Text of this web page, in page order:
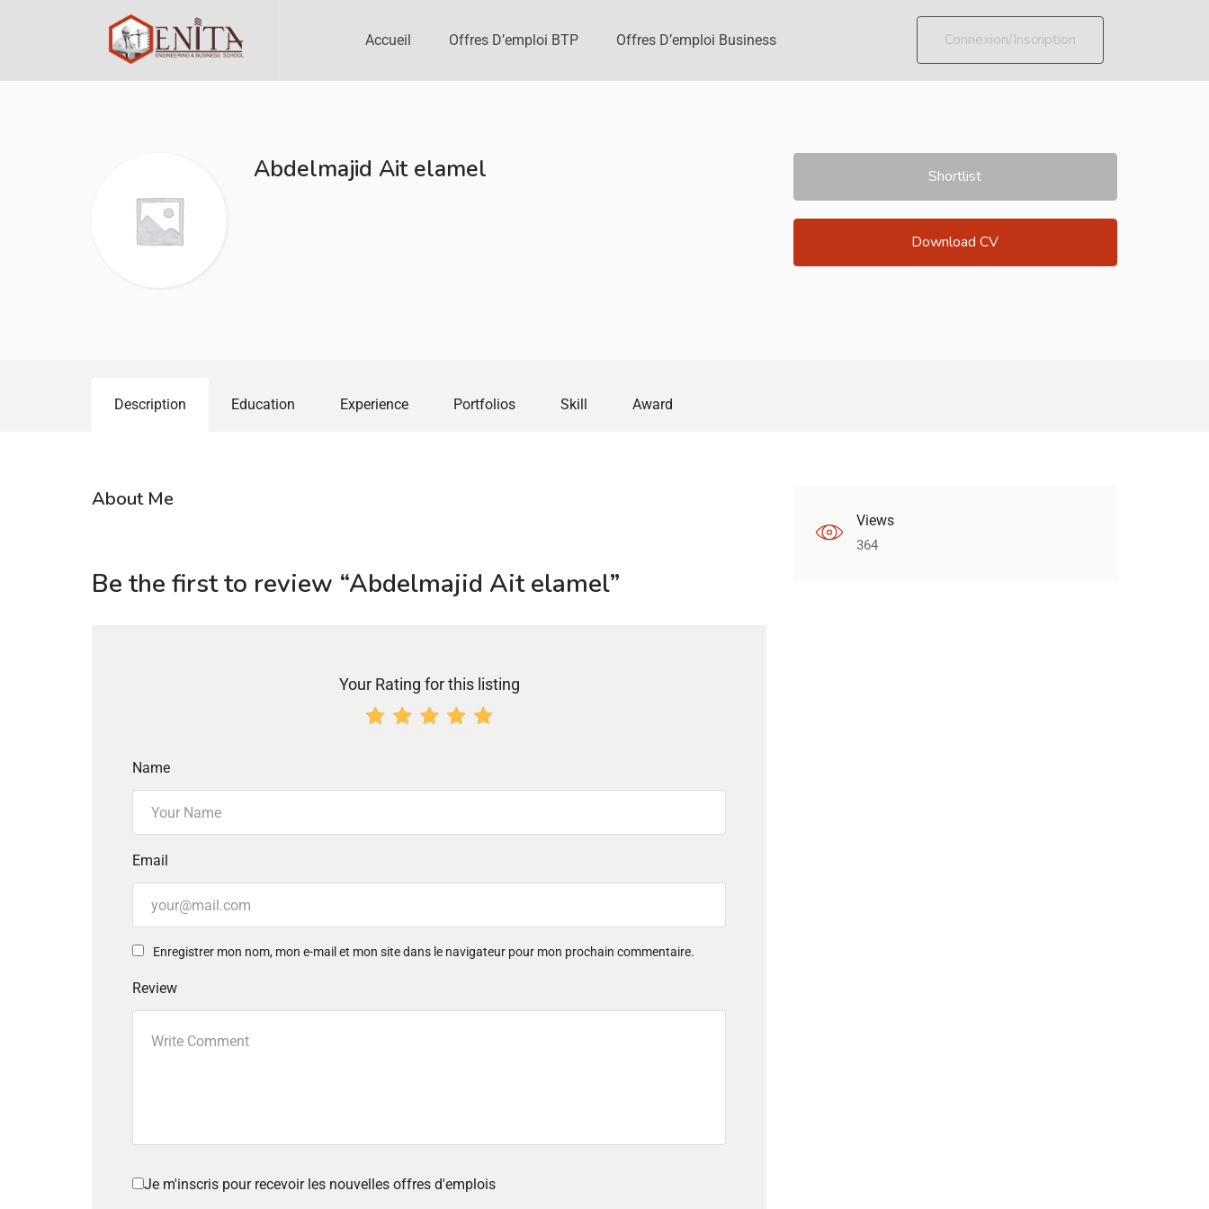
Accueil Offres D’emploi BTP Offres D’emploi Business Connexion/Inscription
Abdelmajid Ait elamel Shortlist
Download CV
Description Education Experience Portfolios Skill Award
About Me
Be the first to review “Abdelmajid Ait elamel”
Your Rating for this listing
Name
Email
Enregistrer mon nom, mon e-mail et mon site dans le navigateur pour mon prochain commentaire.
Review
Je m'inscris pour recevoir les nouvelles offres d'emplois
Views
364